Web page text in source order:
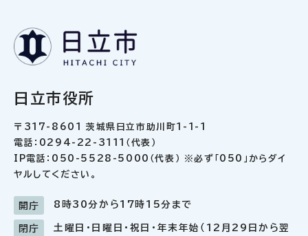
日立市役所
〒317-8601 茨城県日立市助川町1-1-1
電話：0294-22-3111（代表）
IP電話：050-5528-5000（代表） ※必ず「050」からダイ
ヤルしてください。
開庁 8時30分から17時15分まで
閉庁
土曜日・日曜日・祝日・年末年始（12月29日から翌